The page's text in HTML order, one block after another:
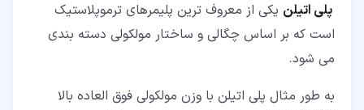
پلی اتیلن یکی از معروف ترین پلیمرهای ترموپلاستیک
است که بر اساس چگالی و ساختار مولکولی دسته بندی
می شود.
به طور مثال پلی اتیلن با وزن مولکولی فوق العاده بالا